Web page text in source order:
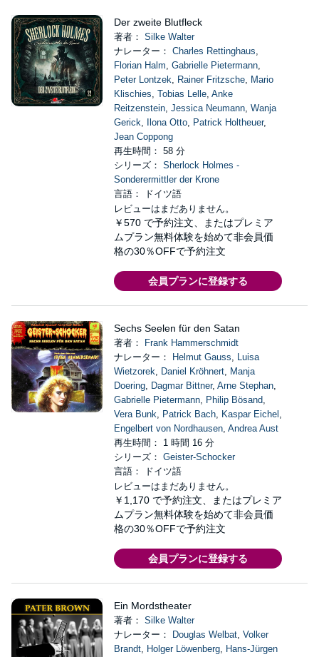
Der zweite Blutfleck
著者： Silke Walter
ナレーター： Charles Rettinghaus,
Florian Halm, Gabrielle Pietermann,
Peter Lontzek, Rainer Fritzsche, Mario
Klischies, Tobias Lelle, Anke
Reitzenstein, Jessica Neumann, Wanja
Gerick, Ilona Otto, Patrick Holtheuer,
Jean Coppong
再生時間： 58 分
シリーズ： Sherlock Holmes -
Sonderermittler der Krone
言語： ドイツ語
レビューはまだありません。
￥570 で予約注文、またはプレミア
ムプラン無料体験を始めて非会員価
格の30％OFFで予約注文
会員プランに登録する
Sechs Seelen für den Satan
著者：
Frank Hammerschmidt
ナレーター：
Helmut Gauss, Luisa
Wietzorek, Daniel Kröhnert, Manja
Doering, Dagmar Bittner, Arne Stephan,
Gabrielle Pietermann, Philip Bösand,
Vera Bunk, Patrick Bach, Kaspar Eichel ,
Engelbert von Nordhausen, Andrea Aust
再生時間： 1 時間 16 分
シリーズ： Geister-Schocker
言語： ドイツ語
レビューはまだありません。
￥1,170 で予約注文、またはプレミア
ムプラン無料体験を始めて非会員価
格の30％OFFで予約注文
会員プランに登録する
Ein Mordstheater
著者： Silke Walter
ナレーター：
Douglas Welbat, Volker
Brandt, Holger Löwenberg, Hans-Jürgen